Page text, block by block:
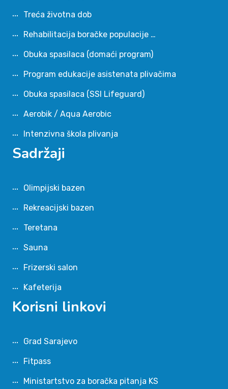
Treća životna dob
Rehabilitacija boračke populacije …
Obuka spasilaca (domaći program)
Program edukacije asistenata plivačima
Obuka spasilaca (SSI Lifeguard)
Aerobik / Aqua Aerobic
Intenzivna škola plivanja
Sadržaji
Olimpijski bazen
Rekreacijski bazen
Teretana
Sauna
Frizerski salon
Kafeterija
Korisni linkovi
Grad Sarajevo
Fitpass
Ministartstvo za boračka pitanja KS